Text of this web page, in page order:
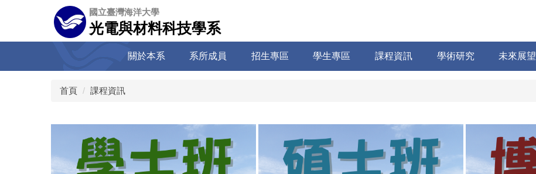
容
國立臺灣海洋大學
光電與材料科技學系
關於本系 系所成員 招生專區 學生專區 課程資訊 學術研究 未來展望
首頁 課程資訊